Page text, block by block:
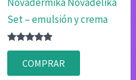
Set – emulsión y crema
Valorado
4.80
de 5
COMPRAR